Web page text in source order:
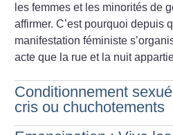
les femmes et les minorités de
affirmer. C’est pourquoi depuis
manifestation féministe
acte que la rue et la nuit
Conditionnement
cris ou chuchotements